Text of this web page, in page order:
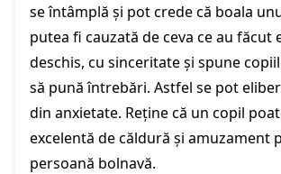
se întâmplă și pot crede că boala
putea fi cauzată de ceva ce au făcut
deschis, cu sinceritate și spune
să pună întrebări. Astfel se pot
din anxietate. Reține că un copil
excelentă de căldură și amuzament
persoană bolnavă.